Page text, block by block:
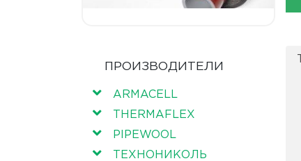
ПРОИЗВОДИТЕЛИ
ARMACELL
THERMAFLEX
PIPEWOOL
ТЕХНОНИКОЛЬ